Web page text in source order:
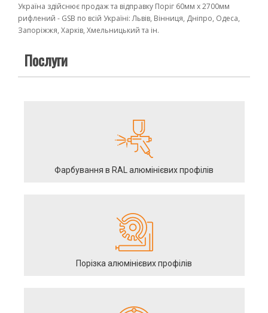
Україна здійснює продаж та відправку Поріг 60мм х 2700мм
рифлений - GSB по всій Україні: Львів, Вінниця, Дніпро, Одеса,
Запоріжжя, Харків, Хмельницький та ін.
Послуги
Фарбування в RAL алюмінієвих профілів
Порізка алюмінієвих профілів